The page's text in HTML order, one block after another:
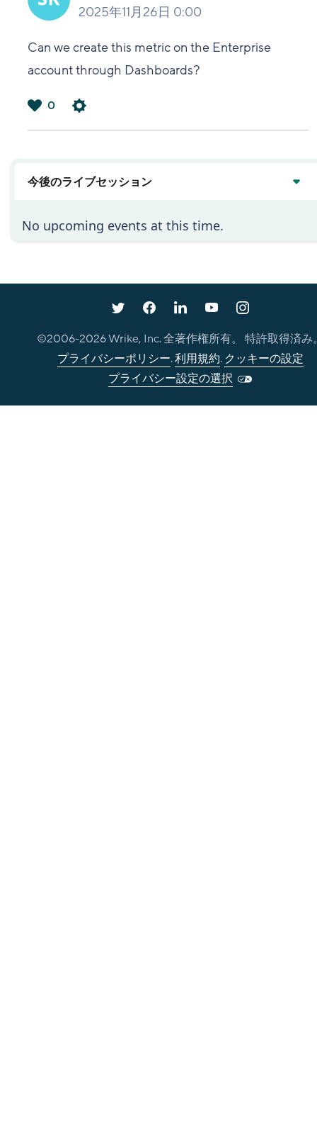
2025年11月26日 0:00
Can we create this metric on the Enterprise
account through Dashboards?
0
今後のライブセッション
No upcoming events at this time.
©2006-2026Wrike, Inc. 全著作権所有。 特許取得済み
プライバシーポリシー.利用規約. クッキーの設定
プライバシー設定の選択